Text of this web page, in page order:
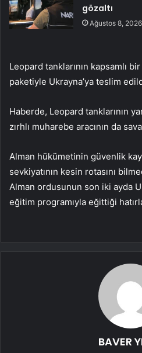
gözaltı
Ağustos 8, 2026
Leopard tanklarının kapsamlı
paketiyle Ukrayna’ya teslim
Haberde, Leopard tanklarının
zırhlı muharebe aracının da
Alman hükümetinin güvenlik
sevkiyatının kesin rotasını
Alman ordusunun son iki ayda
eğitim programıyla eğittiği
BAVER